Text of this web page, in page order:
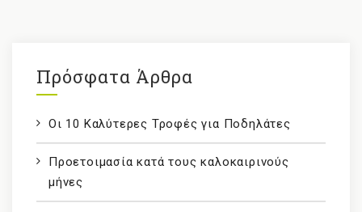
Πρόσφατα Άρθρα
Οι 10 Καλύτερες Τροφές για Ποδηλάτες
Προετοιμασία κατά τους καλοκαιρινούς
μήνες